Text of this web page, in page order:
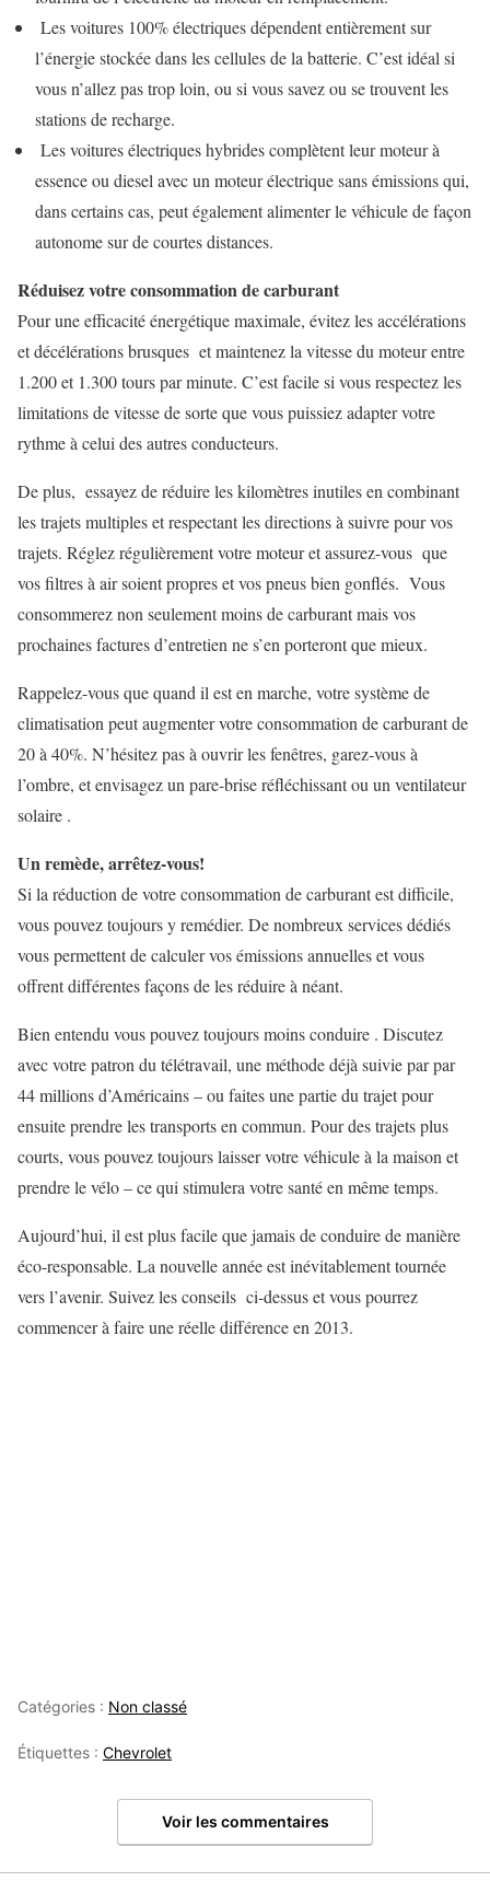
Les voitures 100% électriques dépendent entièrement sur
l’énergie stockée dans les cellules de la batterie. C’est idéal si
vous n’allez pas trop loin, ou si vous savez ou se trouvent les
stations de recharge.
Les voitures électriques hybrides complètent leur moteur à
essence ou diesel avec un moteur électrique sans émissions qui,
dans certains cas, peut également alimenter le véhicule de façon
autonome sur de courtes distances.
Réduisez votre consommation de carburant
Pour une efficacité énergétique maximale, évitez les accélérations
et décélérations brusques et maintenez la vitesse du moteur entre
1.200 et 1.300 tours par minute. C’est facile si vous respectez les
limitations de vitesse de sorte que vous puissiez adapter votre
rythme à celui des autres conducteurs.
De plus, essayez de réduire les kilomètres inutiles en combinant
les trajets multiples et respectant les directions à suivre pour vos
trajets. Réglez régulièrement votre moteur et assurez-vous que
vos filtres à air soient propres et vos pneus bien gonflés. Vous
consommerez non seulement moins de carburant mais vos
prochaines factures d’entretien ne s’en porteront que mieux.
Rappelez-vous que quand il est en marche, votre système de
climatisation peut augmenter votre consommation de carburant de
20 à 40%. N’hésitez pas à ouvrir les fenêtres, garez-vous à
l’ombre, et envisagez un pare-brise réfléchissant ou un ventilateur
solaire .
Un remède, arrêtez-vous!
Si la réduction de votre consommation de carburant est difficile,
vous pouvez toujours y remédier. De nombreux services dédiés
vous permettent de calculer vos émissions annuelles et vous
offrent différentes façons de les réduire à néant.
Bien entendu vous pouvez toujours moins conduire . Discutez
avec votre patron du télétravail, une méthode déjà suivie par par
44 millions d’Américains – ou faites une partie du trajet pour
ensuite prendre les transports en commun. Pour des trajets plus
courts, vous pouvez toujours laisser votre véhicule à la maison et
prendre le vélo – ce qui stimulera votre santé en même temps.
Aujourd’hui, il est plus facile que jamais de conduire de manière
éco-responsable. La nouvelle année est inévitablement tournée
vers l’avenir. Suivez les conseils ci-dessus et vous pourrez
commencer à faire une réelle différence en 2013.
Catégories : Non classé
Étiquettes : Chevrolet
Voir les commentaires